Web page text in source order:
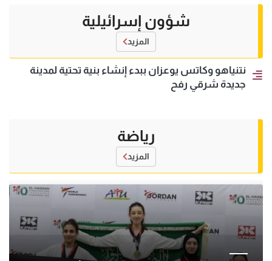
شؤون إسرائيلية
المزيد
نتنياهو وكاتس يوعزان ببدء إنشاء بنية تحتية لمدينة
جديدة شرقي رفح
رياضة
المزيد